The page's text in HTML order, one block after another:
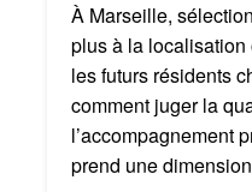
À Marseille,
plus à la localisation
les futurs résidents
comment juger la
l’accompagnement
prend une